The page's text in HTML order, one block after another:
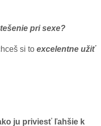
pri sexe?
si to excelentne užiť
ju priviesť ľahšie k